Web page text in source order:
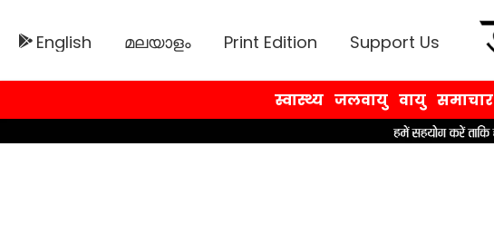
English മലയാളം Print Edition Support Us
स्वास्थ्य जलवायु वायु समाचार